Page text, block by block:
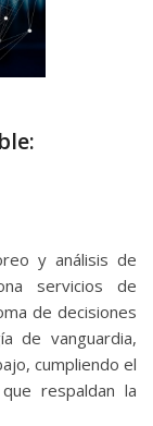
y análisis de
servicios de
de decisiones
de vanguardia,
cumpliendo el
respaldan la